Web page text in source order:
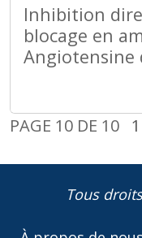
Inhibition
blocage en
Angiotensine
PAGE 10 DE 10 1
Tous